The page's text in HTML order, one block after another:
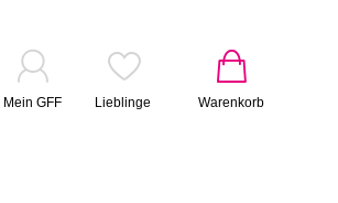
Warenkorb
Mein GFF Lieblinge